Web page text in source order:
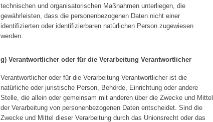
technischen und organisatorischen Maßnahmen unterliegen, die
gewährleisten, dass die personenbezogenen Daten nicht einer
identifizierten oder identifizierbaren natürlichen Person zugewiesen
werden.
g) Verantwortlicher oder für die Verarbeitung Verantwortlicher
Verantwortlicher oder für die Verarbeitung Verantwortlicher ist die
natürliche oder juristische Person, Behörde, Einrichtung oder andere
Stelle, die allein oder gemeinsam mit anderen über die Zwecke und Mittel
der Verarbeitung von personenbezogenen Daten entscheidet. Sind die
Zwecke und Mittel dieser Verarbeitung durch das Unionsrecht oder das